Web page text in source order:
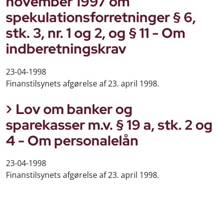
spekulationsforretninger § 6,
stk. 3, nr. 1 og 2, og § 11 - Om
indberetningskrav
23-04-1998
Finanstilsynets afgørelse af 23. april 1998.
Lov om banker og
sparekasser m.v. § 19 a, stk. 2 og
4 - Om personalelån
23-04-1998
Finanstilsynets afgørelse af 23. april 1998.